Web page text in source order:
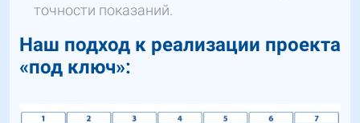
точности показаний.
Наш подход к реализации проекта
«под ключ»: